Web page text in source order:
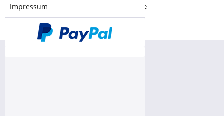
Impressum
Realisiert mit Shopware